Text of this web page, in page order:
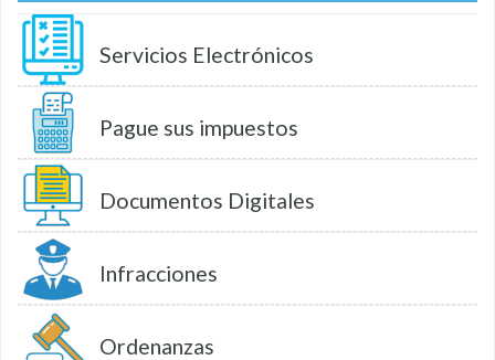
Servicios Electrónicos
Pague sus impuestos
Documentos Digitales
Infracciones
Ordenanzas